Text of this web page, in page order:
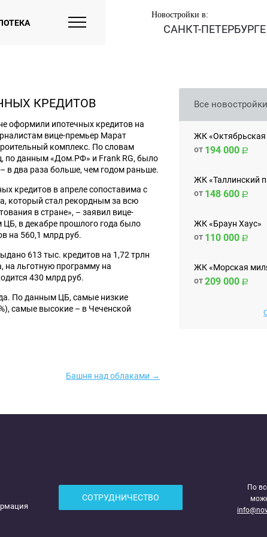
Новостройки в:
САНКТ-ПЕТЕРБУРГЕ
КРЕДИТОВ
оформили ипотечных кредитов на
вице-премьер Марат
комплекс. По словам
по данным «Дом.РФ» и Frank RG, было
в два раза больше, чем годом раньше.
кредитов в апреле сопоставима с
который стал рекордным за всю
в стране», – заявил вице-
в декабре прошлого года было
на 560,1 млрд руб.
613 тыс. кредитов на 1,72 трлн
на льготную программу на
430 млрд руб.
По данным ЦБ, самые низкие
самые высокие – в Чеченской
Башня над облаками →
Все новостройки
ЖК «Октябрьская
от 194 000
ЖК «Таллинский
от 148 600
ЖК «Браун Хаус»
от 110 000
ЖК «Морская
от209 000
СОТРУДНИЧЕСТВО
По